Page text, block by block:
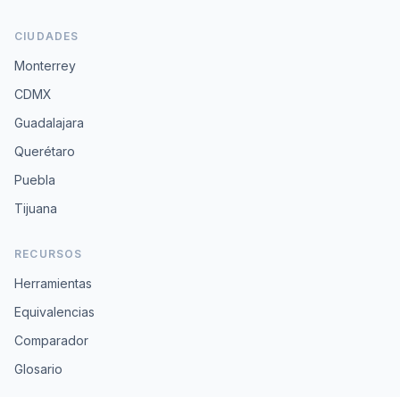
CIUDADES
Monterrey
CDMX
Guadalajara
Querétaro
Puebla
Tijuana
RECURSOS
Herramientas
Equivalencias
Comparador
Glosario